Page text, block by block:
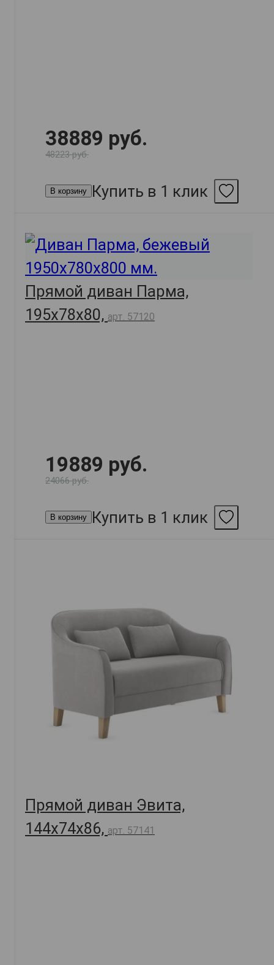
38889 руб.
48223 руб.
В корзину Купить в 1 клик
Прямой диван Парма,
195х78х80, арт. 57120
19889 руб.
24066 руб.
В корзину Купить в 1 клик
Прямой диван Эвита,
144х74х86, арт. 57141